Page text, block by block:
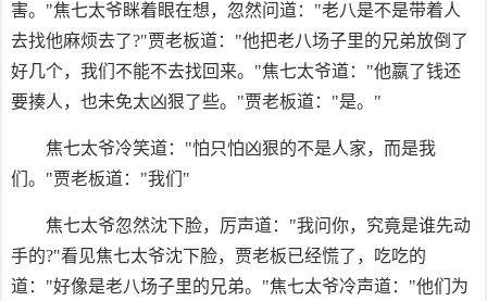
害。"焦七太爷眯着眼在想，忽然问道："老八是不是带着人
去找他麻烦去了?"贾老板道："他把老八场子里的兄弟放倒了
好几个，我们不能不去找回来。"焦七太爷道："他嬴了钱还
要揍人，也未免太凶狠了些。"贾老板道："是。"
焦七太爷冷笑道："怕只怕凶狠的不是人家，而是我
们。"贾老板道："我们"
焦七太爷忽然沈下脸，厉声道："我问你，究竟是谁先动
手的?"看见焦七太爷沈下脸，贾老板已经慌了，吃吃的
道："好像是老八场子里的兄弟。"焦七太爷冷声道："他们为